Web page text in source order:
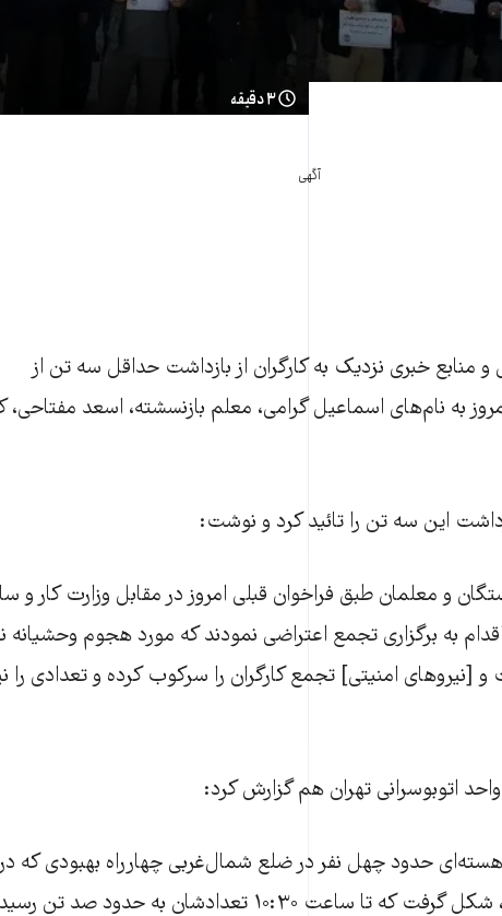
۳ دقیقه
آگهی
منابع خبری نزدیک به کارگران از بازداشت حداقل سه تن از
به نام‌های اسماعیل گرامی، معلم بازنسشته، اسعد مفتاحی،
این سه تن را تائید کرد و نوشت:
و معلمان طبق فراخوان قبلی امروز در مقابل وزارت کار و
به برگزاری تجمع اعتراضی نمودند که مورد هجوم وحشیانه
و [نیروهای امنیتی] تجمع کارگران را سرکوب کرده و تعدادی را
اتوبوسرانی تهران هم گزارش کرد:
از ساعت ۱۰:۱۵ هسته‌ای حدود چهل نفر در ضلع شمال‌غربی چهار‌راه بهبودی که
وزارت‌کار هست، شکل گرفت که تا ساعت ۱۰:۳۰ تعدادشان به